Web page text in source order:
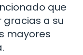
que
gracias a su
mayores